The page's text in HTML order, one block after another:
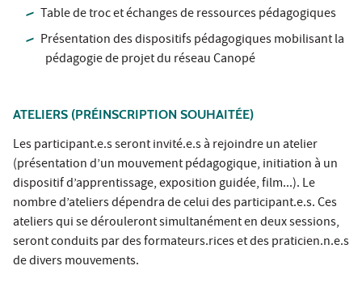
Table de troc et échanges de ressources pédagogiques
Présentation des dispositifs pédagogiques mobilisant la
pédagogie de projet du réseau Canopé
ATELIERS (PRÉINSCRIPTION SOUHAITÉE)
Les participant.e.s seront invité.e.s à rejoindre un atelier
(présentation d’un mouvement pédagogique, initiation à un
dispositif d’apprentissage, exposition guidée, film...). Le
nombre d’ateliers dépendra de celui des participant.e.s. Ces
ateliers qui se dérouleront simultanément en deux sessions,
seront conduits par des formateurs.rices et des praticien.n.e.s
de divers mouvements.